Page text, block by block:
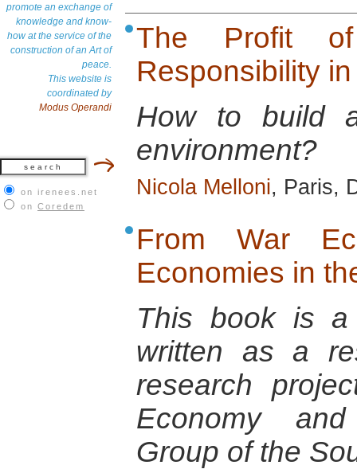
promote an exchange of
knowledge and know-
how at the service of the
construction of an Art of
peace.
This website is
coordinated by
Modus Operandi
on irenees.net
on Coredem
The Profit of
Responsibility
How to build
environment?
Nicola Melloni, Paris,
From War
Economies in
This book is a
written as a
research
Economy
Group of the